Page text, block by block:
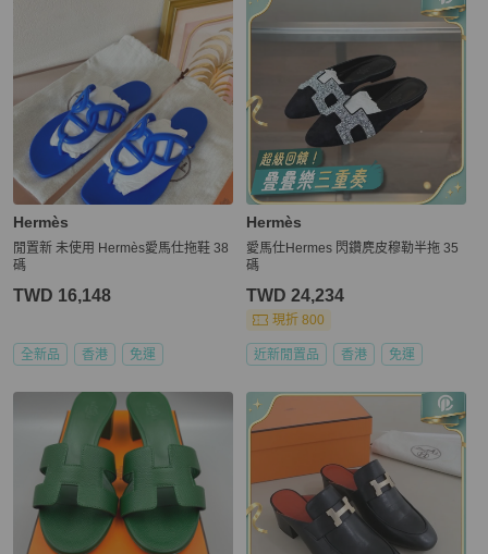
Hermès
閒置新 未使用 Hermès愛馬仕拖鞋 38
碼
TWD 16,148
全新品 香港 免運
Hermès
愛馬仕Hermes 閃鑽麂皮穆勒半拖 35
碼
TWD 24,234
現折 800
近新閒置品 香港 免運